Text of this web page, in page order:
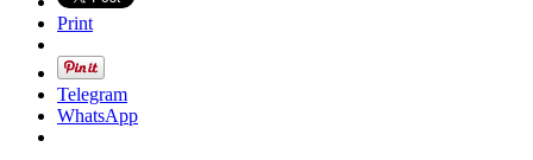
Print
Telegram
WhatsApp